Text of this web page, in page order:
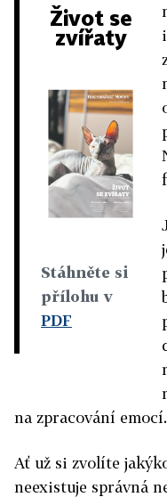
Život se
zvířaty
Stáhněte si
přílohu v
PDF
na zpracování emocí.
Ať už si zvolíte
neexistuje správná